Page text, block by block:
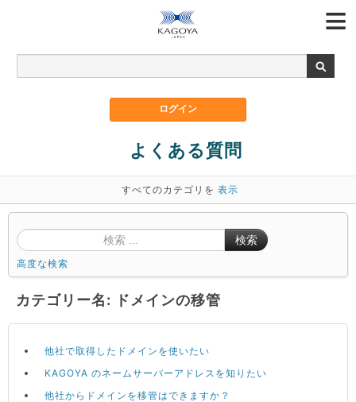
よくある質問
すべてのカテゴリを 表示
検索
高度な検索
カテゴリー名: ドメインの移管
他社で取得したドメインを使いたい
KAGOYA のネームサーバーアドレスを知りたい
他社からドメインを移管はできますか？